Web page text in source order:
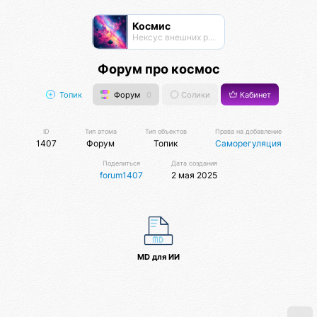
Космис
Нексус внешних рубежей
Форум про космос
Топик Форум 0 Солики Кабинет
ID
1407
Тип атома
Форум
Тип объектов
Топик
Права на добавление
Саморегуляция
Поделиться
forum1407
Дата создания
2 мая 2025
MD для ИИ